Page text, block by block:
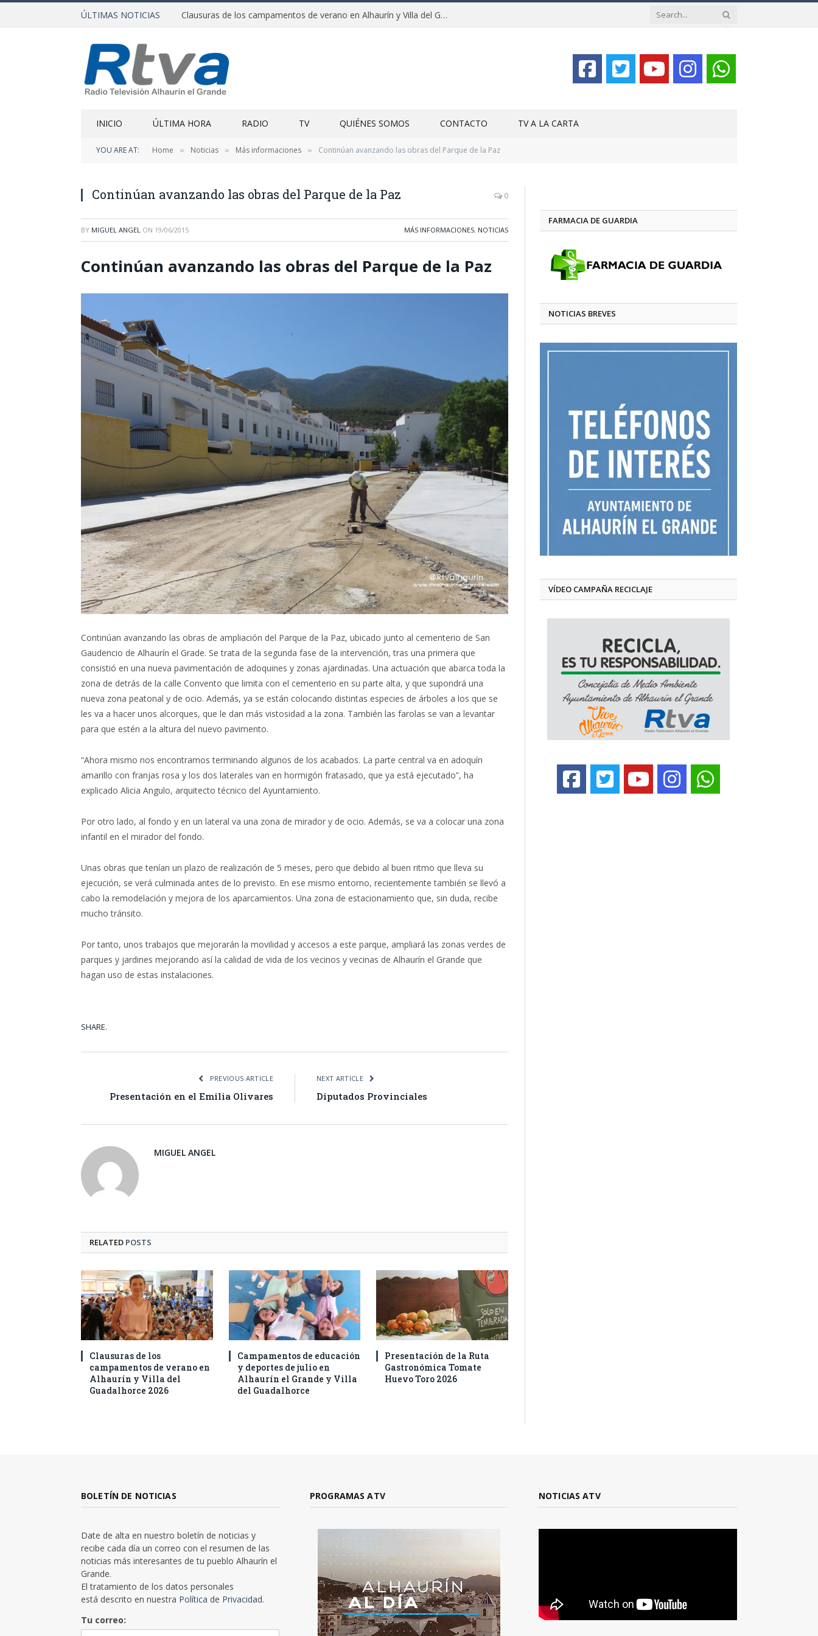
ÚLTIMAS NOTICIAS Clausuras de los campamentos de verano en Alhaurín y Villa del Guadalhorce 2026
INICIO ÚLTIMA HORA RADIO TV QUIÉNES SOMOS CONTACTO TV A LA CARTA
YOU ARE AT: Home » Noticias » Más informaciones » Continúan avanzando las obras del Parque de la Paz
Continúan avanzando las obras del Parque de la Paz 0
BY MIGUEL ANGEL ON 19/06/2015 MÁS INFORMACIONES, NOTICIAS
Continúan avanzando las obras del Parque de la Paz
Continúan avanzando las obras de ampliación del Parque de la Paz, ubicado junto al cementerio de San
Gaudencio de Alhaurín el Grade. Se trata de la segunda fase de la intervención, tras una primera que
consistió en una nueva pavimentación de adoquines y zonas ajardinadas. Una actuación que abarca toda la
zona de detrás de la calle Convento que limita con el cementerio en su parte alta, y que supondrá una
nueva zona peatonal y de ocio. Además, ya se están colocando distintas especies de árboles a los que se
les va a hacer unos alcorques, que le dan más vistosidad a la zona. También las farolas se van a levantar
para que estén a la altura del nuevo pavimento.
“Ahora mismo nos encontramos terminando algunos de los acabados. La parte central va en adoquín
amarillo con franjas rosa y los dos laterales van en hormigón fratasado, que ya está ejecutado”, ha
explicado Alicia Angulo, arquitecto técnico del Ayuntamiento.
Por otro lado, al fondo y en un lateral va una zona de mirador y de ocio. Además, se va a colocar una zona
infantil en el mirador del fondo.
Unas obras que tenían un plazo de realización de 5 meses, pero que debido al buen ritmo que lleva su
ejecución, se verá culminada antes de lo previsto. En ese mismo entorno, recientemente también se llevó a
cabo la remodelación y mejora de los aparcamientos. Una zona de estacionamiento que, sin duda, recibe
mucho tránsito.
Por tanto, unos trabajos que mejorarán la movilidad y accesos a este parque, ampliará las zonas verdes de
parques y jardines mejorando así la calidad de vida de los vecinos y vecinas de Alhaurín el Grande que
hagan uso de estas instalaciones.
SHARE.
PREVIOUS ARTICLE
Presentación en el Emilia Olivares
NEXT ARTICLE
Diputados Provinciales
MIGUEL ANGEL
RELATED POSTS
Clausuras de los
campamentos de verano en
Alhaurín y Villa del
Guadalhorce 2026
Campamentos de educación
y deportes de julio en
Alhaurín el Grande y Villa
del Guadalhorce
Presentación de la Ruta
Gastronómica Tomate
Huevo Toro 2026
FARMACIA DE GUARDIA
NOTICIAS BREVES
VÍDEO CAMPAÑA RECICLAJE
BOLETÍN DE NOTICIAS
Date de alta en nuestro boletín de noticias y
recibe cada día un correo con el resumen de las
noticias más interesantes de tu pueblo Alhaurín el
Grande.
El tratamiento de los datos personales
está descrito en nuestra Política de Privacidad.
Tu correo:
PROGRAMAS ATV NOTICIAS ATV